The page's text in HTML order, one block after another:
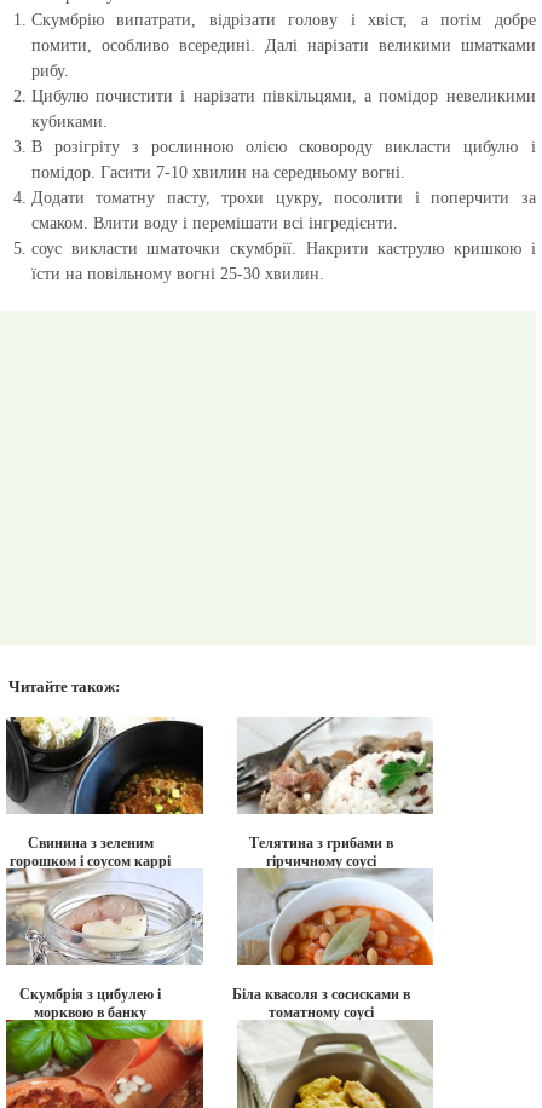
Скумбрію випатрати, відрізати голову і хвіст, а потім добре
помити, особливо всередині. Далі нарізати великими шматками
рибу.
Цибулю почистити і нарізати півкільцями, а помідор невеликими
кубиками.
В розігріту з рослинною олією сковороду викласти цибулю і
помідор. Гасити 7-10 хвилин на середньому вогні.
Додати томатну пасту, трохи цукру, посолити і поперчити за
смаком. Влити воду і перемішати всі інгредієнти.
соус викласти шматочки скумбрії. Накрити каструлю кришкою і
їсти на повільному вогні 25-30 хвилин.
Читайте також:
Свинина з зеленим
горошком і соусом каррі
Телятина з грибами в
гірчичному соусі
Скумбрія з цибулею і
морквою в банку
Біла квасоля з сосисками в
томатному соусі